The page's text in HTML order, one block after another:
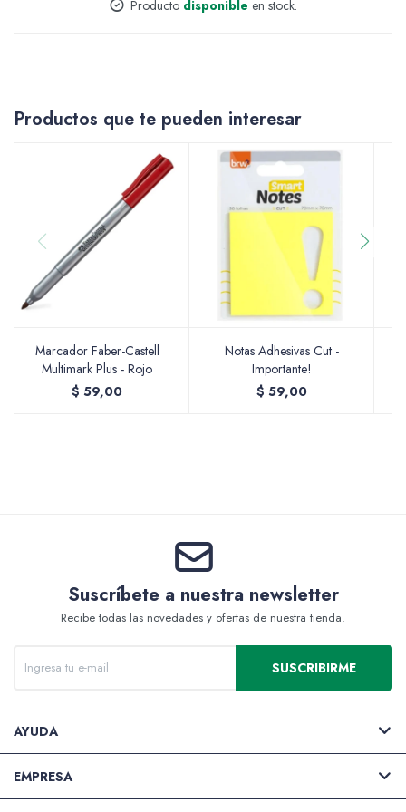
Producto disponible en stock.
Productos que te pueden interesar
Marcador Faber-Castell
Multimark Plus - Rojo
$ 59,00
Notas Adhesivas Cut -
Importante!
$ 59,00
Suscríbete a nuestra newsletter
Recibe todas las novedades y ofertas de nuestra tienda.
SUSCRIBIRME
AYUDA
EMPRESA
Varios
Pinturas
Soportes Artísticos
Pinceles
Accesorios de arte